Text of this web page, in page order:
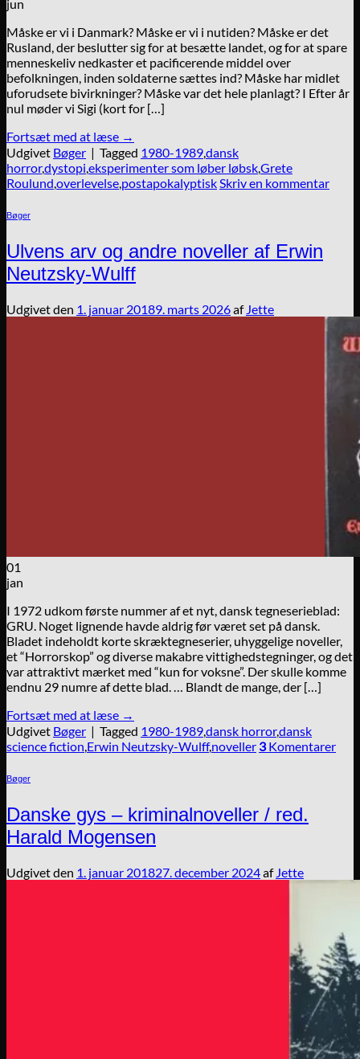
jun
Måske er vi i Danmark? Måske er vi i nutiden? Måske er det
Rusland, der beslutter sig for at besætte landet, og for at spare
menneskeliv nedkaster et pacificerende middel over
befolkningen, inden soldaterne sættes ind? Måske har midlet
uforudsete bivirkninger? Måske var det hele planlagt? I Efter år
nul møder vi Sigi (kort for […]
Fortsæt med at læse →
Udgivet Bøger | Tagged 1980-1989,dansk
horror,dystopi,eksperimenter som løber løbsk,Grete
Roulund,overlevelse,postapokalyptiskSkriv en kommentar
Bøger
Ulvens arv og andre noveller af Erwin
Neutzsky-Wulff
Udgivet den 1. januar 20189. marts 2026af Jette
01
jan
I 1972 udkom første nummer af et nyt, dansk tegneserieblad:
GRU. Noget lignende havde aldrig før været set på dansk.
Bladet indeholdt korte skræktegneserier, uhyggelige noveller,
et “Horrorskop” og diverse makabre vittighedstegninger, og det
var attraktivt mærket med “kun for voksne”. Der skulle komme
endnu 29 numre af dette blad. … Blandt de mange, der […]
Fortsæt med at læse →
Udgivet Bøger | Tagged 1980-1989,dansk horror,dansk
science fiction,Erwin Neutzsky-Wulff,noveller 3Komentarer
Bøger
Danske gys – kriminalnoveller / red.
Harald Mogensen
Udgivet den 1. januar 201827. december 2024af Jette